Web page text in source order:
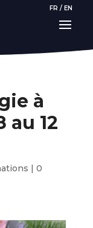
FR / EN
à
12
| 0